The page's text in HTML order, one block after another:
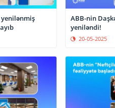
yenilənmiş
ABB-nin
yeniləndi!
20-05-2025